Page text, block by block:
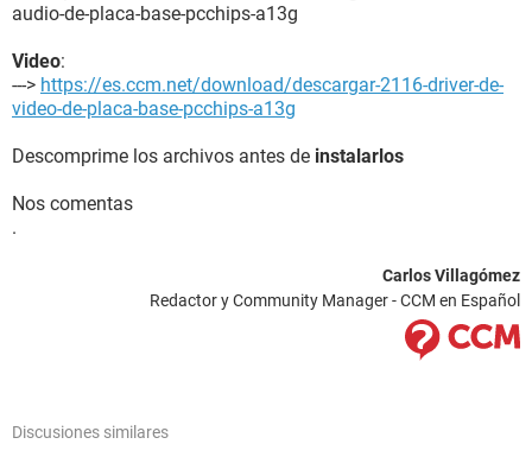
Dispositivos de entrada:
Teclado Teclado estándar de 101/102 teclas o Microsoft
Natural PS/2 Keyboard
Ratón Mouse compatible PS/2
Red:
Tarjeta de Red Conexión de TV/Vídeo de Microsoft (0.1.0.3)
Modem Motorola SM56 Data Fax Modem
Impresora Microsoft Office Document Image Writer
Dispositivos USB Dispositivo de almacenamiento masivo
audio-de-placa-base-pcchips-a13g
Video:
---> https://es.ccm.net/download/descargar-2116-driver-de-
video-de-placa-base-pcchips-a13g
Descomprime los archivos antes de instalarlos
Nos comentas
.
Carlos Villagómez
Redactor y Community Manager - CCM en Español
Discusiones similares